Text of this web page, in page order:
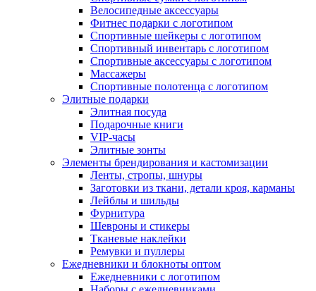
Велосипедные аксессуары
Фитнес подарки с логотипом
Спортивные шейкеры с логотипом
Спортивный инвентарь с логотипом
Спортивные аксессуары с логотипом
Массажеры
Спортивные полотенца с логотипом
Элитные подарки
Элитная посуда
Подарочные книги
VIP-часы
Элитные зонты
Элементы брендирования и кастомизации
Ленты, стропы, шнуры
Заготовки из ткани, детали кроя, карманы
Лейблы и шильды
Фурнитура
Шевроны и стикеры
Тканевые наклейки
Ремувки и пуллеры
Ежедневники и блокноты оптом
Ежедневники с логотипом